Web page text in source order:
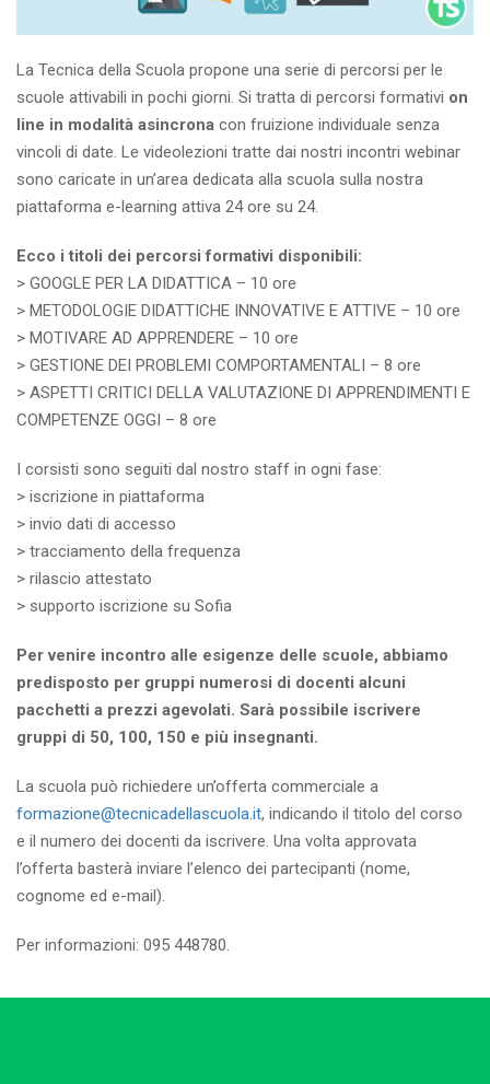
La Tecnica della Scuola propone una serie di percorsi per le
scuole attivabili in pochi giorni. Si tratta di percorsi formativi on
line in modalità asincrona con fruizione individuale senza
vincoli di date. Le videolezioni tratte dai nostri incontri webinar
sono caricate in un’area dedicata alla scuola sulla nostra
piattaforma e-learning attiva 24 ore su 24.
Ecco i titoli dei percorsi formativi disponibili:
> GOOGLE PER LA DIDATTICA – 10 ore
> METODOLOGIE DIDATTICHE INNOVATIVE E ATTIVE – 10 ore
> MOTIVARE AD APPRENDERE – 10 ore
> GESTIONE DEI PROBLEMI COMPORTAMENTALI – 8 ore
> ASPETTI CRITICI DELLA VALUTAZIONE DI APPRENDIMENTI E
COMPETENZE OGGI – 8 ore
I corsisti sono seguiti dal nostro staff in ogni fase:
> iscrizione in piattaforma
> invio dati di accesso
> tracciamento della frequenza
> rilascio attestato
> supporto iscrizione su Sofia
Per venire incontro alle esigenze delle scuole, abbiamo
predisposto per gruppi numerosi di docenti alcuni
pacchetti a prezzi agevolati. Sarà possibile iscrivere
gruppi di 50, 100, 150 e più insegnanti.
La scuola può richiedere un’offerta commerciale a
formazione@tecnicadellascuola.it, indicando il titolo del corso
e il numero dei docenti da iscrivere. Una volta approvata
l’offerta basterà inviare l’elenco dei partecipanti (nome,
cognome ed e-mail).
Per informazioni: 095 448780.